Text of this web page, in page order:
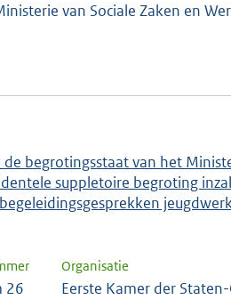
van Sociale Zaken en
begrotingsstaat van het
suppletoire begroting
26
Organisatie
Eerste Kamer der